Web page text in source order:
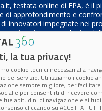
testata online di FPA, è il
di approfondimento e
innovatori impegnate nei
e tecnologica
IVA n. 10693191008 –
1249791
& Cookie Policy|Cookie
la tua privacy!
cookie tecnici necessari alla
del servizio. Utilizziamo i cookie
sempre migliore, per
e per consentirti di ricevere
tue abitudini di navigazione e ai
cliccando su ACCETTA TUTTI